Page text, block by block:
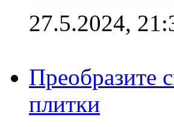
27.5.2024,
Преобразите
плитки